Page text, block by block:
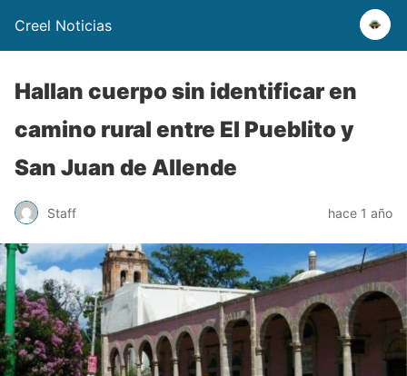
Creel Noticias
Hallan cuerpo sin identificar en
camino rural entre El Pueblito y
San Juan de Allende
Staff hace 1 año